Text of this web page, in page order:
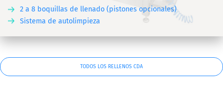
2 a 8 boquillas de llenado (pistones opcionales)
Sistema de autolimpieza
TODOS LOS RELLENOS CDA